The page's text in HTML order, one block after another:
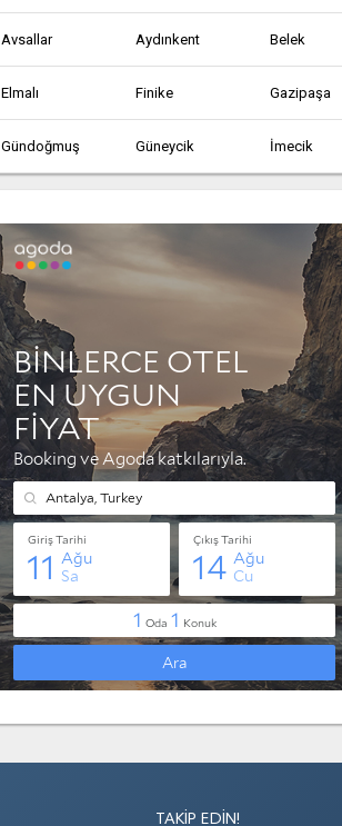
Avsallar Aydınkent Belek
Elmalı Finike Gazipaşa
Gündoğmuş Güneycik İmecik
Manavgat
Konyaaltı
TAKIP EDIN!